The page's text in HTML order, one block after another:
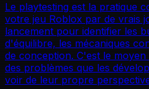
Le playtesting est la pratique
votre jeu Roblox par de vrais
lancement pour identifier les
d'équilibre, les mécaniques
de conception. C'est le
des problèmes que les
voir de leur propre